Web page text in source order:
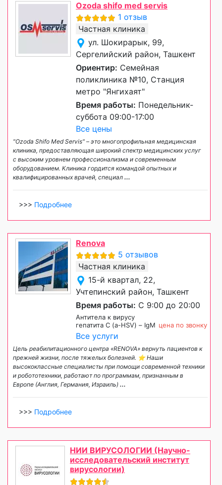
Ozoda shifo med servis
1 отзыв
Частная клиника
ул. Шокирарык, 99,
Сергелийский район, Ташкент
Ориентир: Семейная
поликлиника №10, Станция
метро "Янгихаят"
Время работы: Понедельник-
суббота 09:00-17:00
Все цены
"Ozoda Shifo Med Servis" – это многопрофильная медицинская
клиника, предоставляющая широкий спектр медицинских услуг
с высоким уровнем профессионализма и современным
оборудованием. Клиника гордится командой опытных и
квалифицированных врачей, специал ...
>>> Подробнее
Renova
5 отзывов
Частная клиника
15-й квартал, 22,
Учтепинский район, Ташкент
Время работы: С 9:00 до 20:00
Антитела к вирусу
гепатитa С (а-HSV) – IgМ цена по звонку
Все услуги
Цель реабилитационного центра «RENOVA» вернуть пациентов к
прежней жизни, после тяжелых болезней. ⭐️ Наши
высококлассные специалисты при помощи современной техники
и робототехники, работают по программам, признанным в
Европе (Англия, Германия, Израиль) ...
>>> Подробнее
НИИ ВИРУСОЛОГИИ (Научно-
исследовательский институт
вирусологии)